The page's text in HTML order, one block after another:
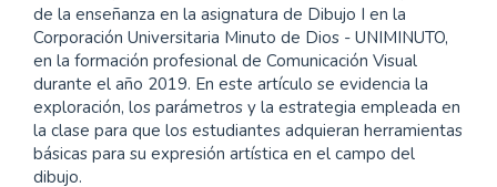
de la enseñanza en la asignatura de Dibujo I en la
Corporación Universitaria Minuto de Dios - UNIMINUTO,
en la formación profesional de Comunicación Visual
durante el año 2019. En este artículo se evidencia la
exploración, los parámetros y la estrategia empleada en
la clase para que los estudiantes adquieran herramientas
básicas para su expresión artística en el campo del
dibujo.